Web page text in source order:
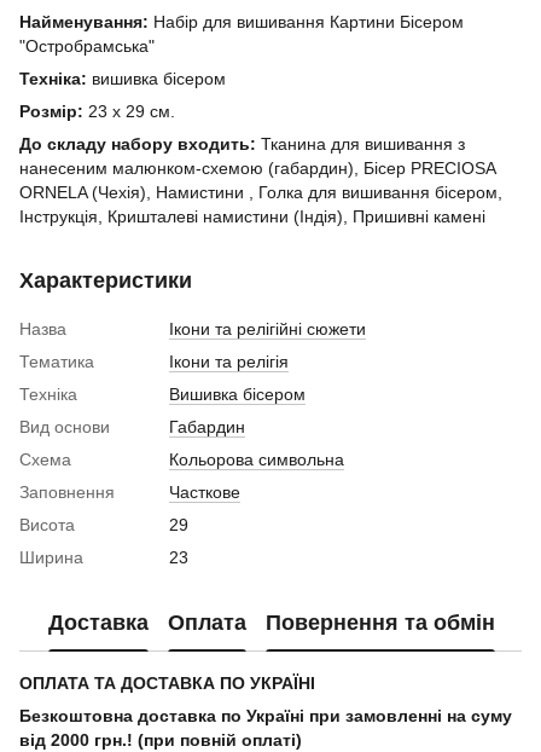
Найменування: Набір для вишивання Картини Бісером
"Остробрамська"
Техніка: вишивка бісером
Розмір: 23 х 29 см.
До складу набору входить: Тканина для вишивання з
нанесеним малюнком-схемою (габардин), Бісер PRECIOSA
ORNELA (Чехія), Намистини , Голка для вишивання бісером,
Інструкція, Кришталеві намистини (Індія), Пришивні камені
Характеристики
Назва
Ікони та релігійні сюжети
Тематика
Ікони та релігія
Техніка
Вишивка бісером
Вид основи
Габардин
Схема
Кольорова символьна
Заповнення
Часткове
Висота
29
Ширина
23
Доставка Оплата Повернення та обмін
ОПЛАТА ТА ДОСТАВКА ПО УКРАЇНІ
Безкоштовна доставка по Україні при замовленні на суму
від 2000 грн.! (при повній оплаті)